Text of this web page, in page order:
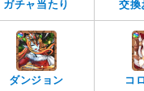
ガチャ当たり 交換
ダンジョン コ